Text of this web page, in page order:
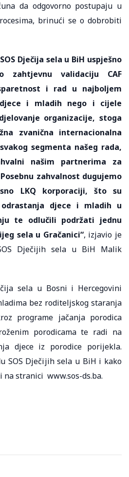
da odgovorno postupaju u
brinući se o dobrobiti
Dječija sela u BiH uspješno
zahtjevnu validaciju CAF
i rad u najboljem
i mladih nego i cijele
organizacije, stoga
zvanična internacionalna
segmenta našeg rada,
našim partnerima za
zahvalnost dugujemo
LKQ korporaciji, što su
djece i mladih u
te odlučili podržati jednu
sela u Gračanici“, izjavio je
Dječijih sela u BiH Malik
sela u Bosni i Hercegovini
bez roditeljskog staranja
programe jačanja porodica
porodicama te radi na
djece iz porodice porijekla.
SOS Dječijih sela u BiH i kako
na stranici www.sos-ds.ba.